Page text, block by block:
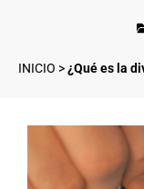
INICIO >¿Qué es la